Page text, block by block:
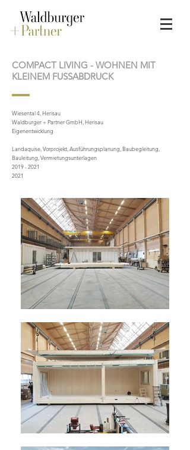
COMPACT LIVING - WOHNEN MIT
KLEINEM FUSSABDRUCK
Wiesental 4, Herisau
Waldburger + Partner GmbH, Herisau
Eigenentwicklung
Landaquise, Vorprojekt, Ausführungsplanung, Baubegleitung,
Bauleitung, Vermietungsunterlagen
2019 - 2021
2021